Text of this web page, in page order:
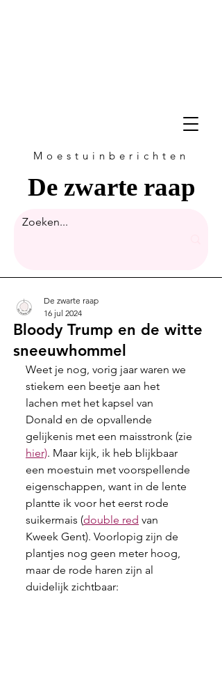
Moestuinberichten
De zwarte raap
Bloody Trump en de witte
sneeuwhommel
De zwarte raap
16 jul 2024
Weet je nog, vorig jaar waren we
stiekem een beetje aan het
lachen met het kapsel van
Donald en de opvallende
gelijkenis met een maisstronk (zie
hier). Maar kijk, ik heb blijkbaar
een moestuin met voorspellende
eigenschappen, want in de lente
plantte ik voor het eerst rode
suikermais (double red van
Kweek Gent). Voorlopig zijn de
plantjes nog geen meter hoog,
maar de rode haren zijn al
duidelijk zichtbaar: